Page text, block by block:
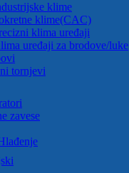
klime
klime(CAC)
klima uređaji
uređaji za brodove/luke
tornjevi
zavese